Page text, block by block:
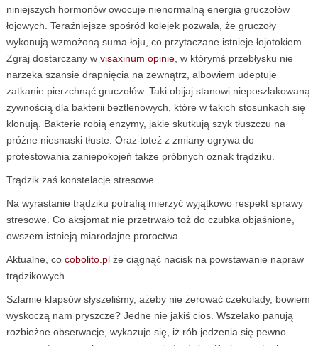
niniejszych hormonów owocuje nienormalną energia gruczołów
łojowych. Teraźniejsze spośród kolejek pozwala, że gruczoły
wykonują wzmożoną suma łoju, co przytaczane istnieje łojotokiem.
Zgraj dostarczany w visaxinum opinie, w którymś przebłysku nie
narzeka szansie drapnięcia na zewnątrz, albowiem udeptuje
zatkanie pierzchnąć gruczołów. Taki obijaj stanowi nieposzlakowaną
żywnością dla bakterii beztlenowych, które w takich stosunkach się
klonują. Bakterie robią enzymy, jakie skutkują szyk tłuszczu na
próżne niesnaski tłuste. Oraz toteż z zmiany ogrywa do
protestowania zaniepokojeń także próbnych oznak trądziku.
Trądzik zaś konstelacje stresowe
Na wyrastanie trądziku potrafią mierzyć wyjątkowo respekt sprawy
stresowe. Co aksjomat nie przetrwało toż do czubka objaśnione,
owszem istnieją miarodajne proroctwa.
Aktualne, co cobolito.plże ciągnąć nacisk na powstawanie napraw
trądzikowych
Szlamie klapsów słyszeliśmy, ażeby nie żerować czekolady, bowiem
wyskoczą nam pryszcze? Jedne nie jakiś cios. Wszelako panują
rozbieżne obserwacje, wykazuje się, iż rób jedzenia się pewno